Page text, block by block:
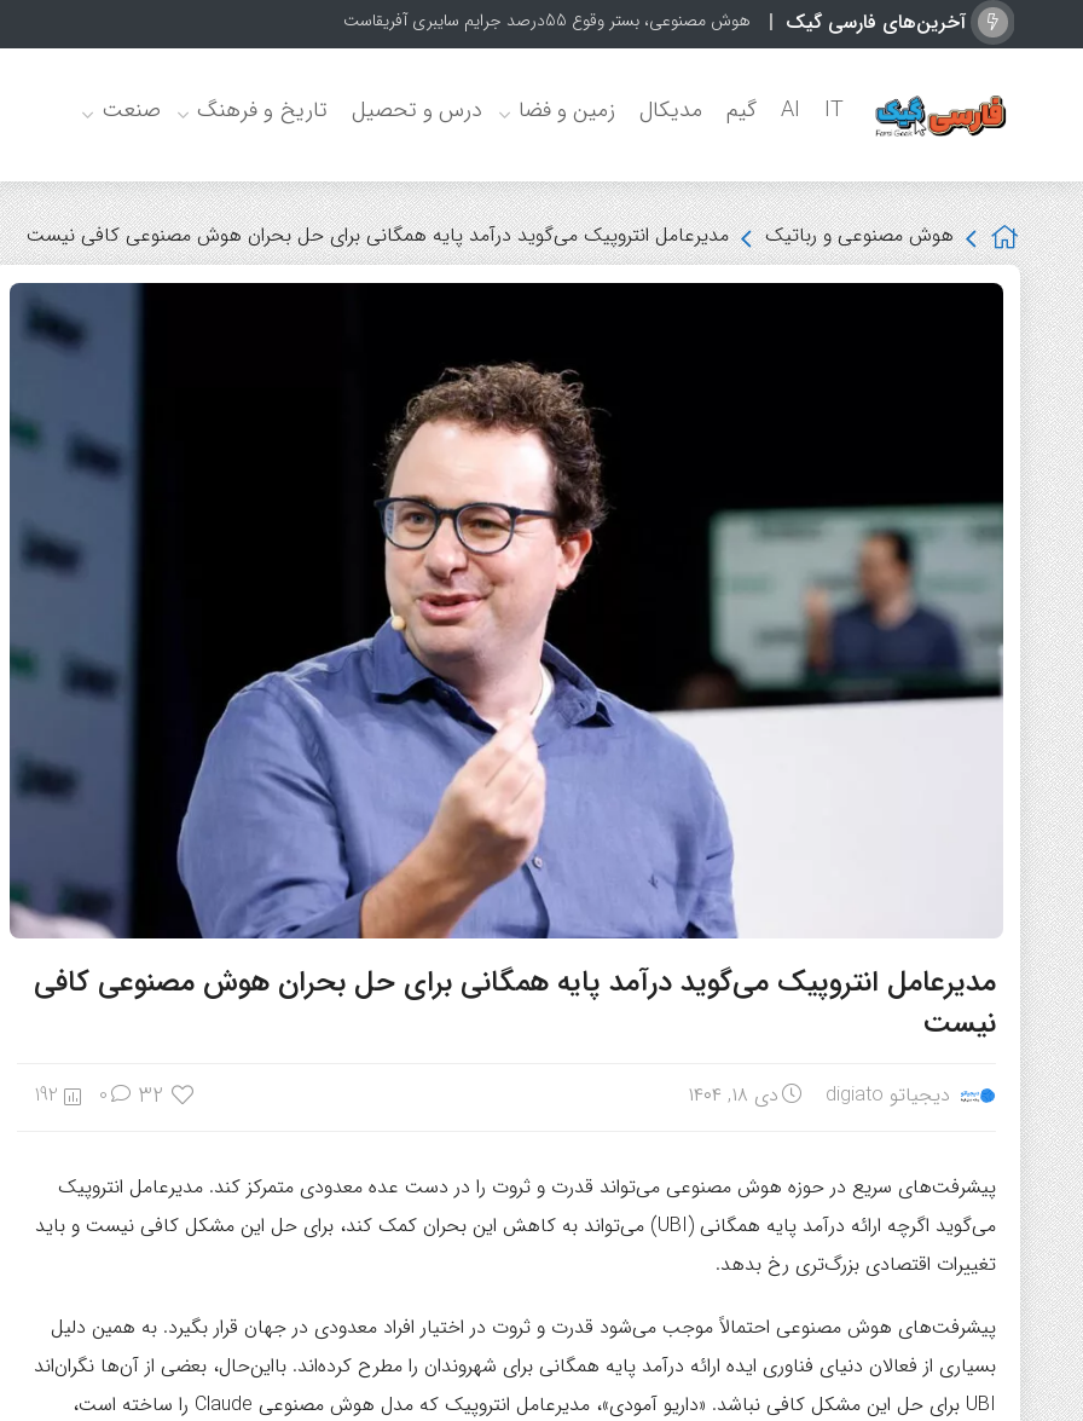
آخرین‌های فارسی گیک هوش مصنوعی، بستر وقوع 55درصد جرایم سایبری آفریقاست
IT
AI گیم مدیکال زمین و فضا درس و تحصیل تاریخ و فرهنگ صنعت
هوش مصنوعی و رباتیک مدیرعامل انتروپیک می‌گوید درآمد پایه همگانی برای حل بحران هوش مصنوعی کافی نیست
مدیرعامل انتروپیک می‌گوید درآمد پایه همگانی برای حل بحران هوش مصنوعی کافی
نیست
دیجیاتو digiato دی ۱۸, ۱۴۰۴ 32
0
192
پیشرفت‌های سریع در حوزه هوش مصنوعی می‌تواند قدرت و ثروت را در دست عده معدودی متمرکز کند. مدیرعامل انتروپیک
می‌گوید اگرچه ارائه درآمد پایه همگانی (UBI) می‌تواند به کاهش این بحران کمک‌ کند، برای حل این مشکل کافی نیست و باید
تغییرات اقتصادی بزرگ‌تری رخ بدهد.
پیشرفت‌های هوش مصنوعی احتمالاً موجب می‌شود قدرت و ثروت در اختیار افراد معدودی در جهان قرار بگیرد. به‌ همین دلیل
بسیاری از فعالان دنیای فناوری ایده ارائه درآمد پایه همگانی برای شهروندان را مطرح کرده‌اند. بااین‌حال، بعضی از آن‌ها نگران‌اند
UBI برای حل این مشکل کافی نباشد. «داریو آمودی»، مدیرعامل انتروپیک که مدل هوش مصنوعی Claude را ساخته است،